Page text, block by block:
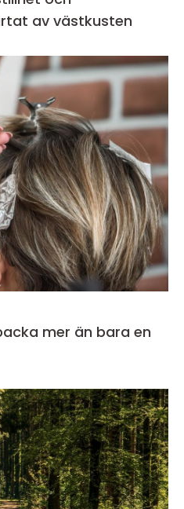
av västkusten
bara en